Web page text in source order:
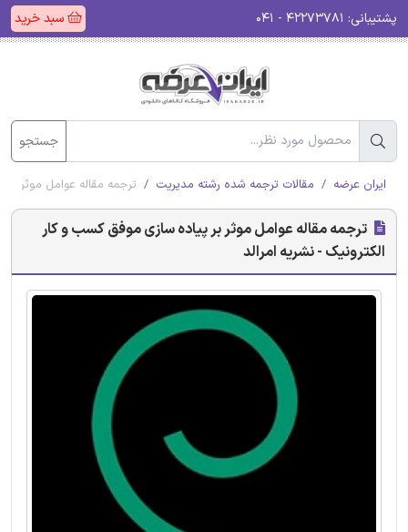
پشتیبانی: سبد خرید
جستجو
ایران عرضه مقالات ترجمه شده رشته مدیریت ترجمه مقاله عوامل موثر
ترجمه مقاله عوامل موثر بر پیاده سازی موفق کسب و کار
الکترونیک - نشریه امرالد